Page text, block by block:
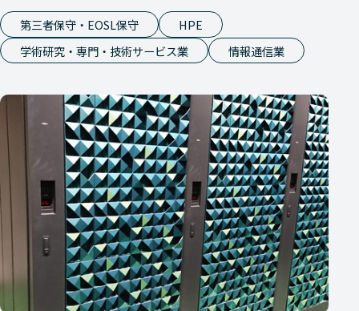
第三者保守・EOSL保守
HPE
学術研究・専門・技術サービス業
情報通信業